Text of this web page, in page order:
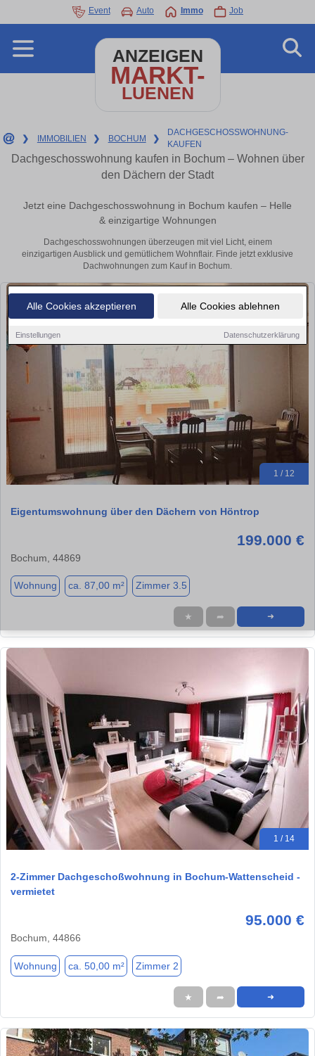
Alle Cookies akzeptieren Alle Cookies ablehnen
Einstellungen Datenschutzerklärung
Event Auto Immo Job
ANZEIGEN
MARKT-
LUENEN
❯ IMMOBILIEN ❯ BOCHUM ❯
DACHGESCHOSSWOHNUNG-
KAUFEN
Dachgeschosswohnung kaufen in Bochum – Wohnen über
den Dächern der Stadt
Jetzt eine Dachgeschosswohnung in Bochum kaufen – Helle
& einzigartige Wohnungen
Dachgeschosswohnungen überzeugen mit viel Licht, einem
einzigartigen Ausblick und gemütlichem Wohnflair. Finde jetzt exklusive
Dachwohnungen zum Kauf in Bochum.
1 / 12
Eigentumswohnung über den Dächern von Höntrop
199.000 €
Bochum, 44869
Wohnung ca. 87,00 m² Zimmer 3.5
★ ➦ ➜
1 / 14
2-Zimmer Dachgeschoßwohnung in Bochum-Wattenscheid -
vermietet
95.000 €
Bochum, 44866
Wohnung ca. 50,00 m² Zimmer 2
★ ➦ ➜